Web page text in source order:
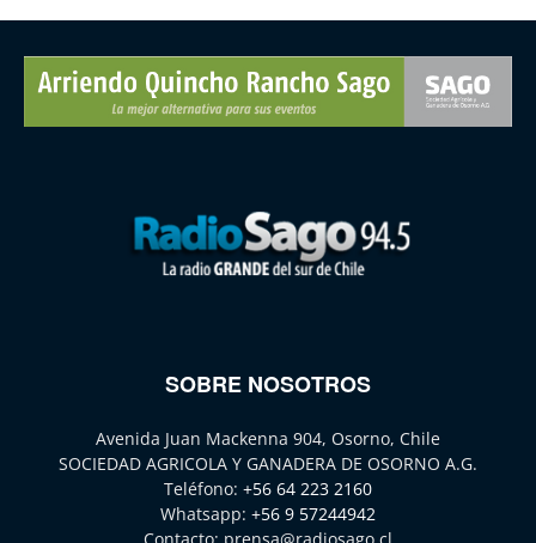
SOBRE NOSOTROS
Avenida Juan Mackenna 904, Osorno, Chile
SOCIEDAD AGRICOLA Y GANADERA DE OSORNO A.G.
Teléfono: +56 64 223 2160
Whatsapp: +56 9 57244942